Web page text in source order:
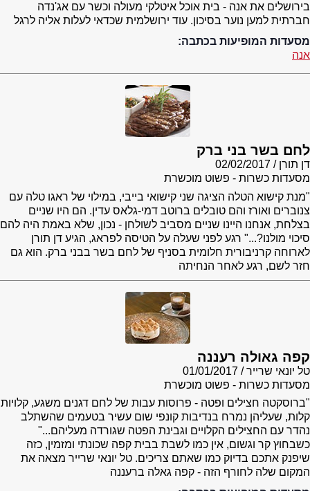
בירושלים את אנה - בית אוכל איטלקי מעולה וכשר עם אג'נדה
חברתית למען נוער בסיכון. עוד ירושלמית שכדאי לעלות אליה לרגל
מסעדות המופיעות בכתבה:
אנה
לחם בשר בני ברק
דן תורן
02/02/2017
מסעדות כשרות - פשוט מוכשרת
"מנת קישוא הטלה הציגה שני קישואי בייבי, במילוי של ראגו טלה עם
צנוברים ואורז והם טובלים ברוטב דמי-גלאס עדין. הם היו שניים
בצלחת, אנחנו היינו שניים מסביב לשולחן - נכון, שלא באמת היה להם
סיכוי מולנו?..." רגע לפני שעלה על הטיסה לפראג, הגיע דן תורן
לארוחה קרניבורית חלומית בסניף של לחם בשר בבני ברק. הוא גם
חזר לשם, רגע לאחר הנחיתה
קפה גאולה רעננה
טל יונאי שרייר
01/01/2017
מסעדות כשרות - פשוט מוכשרת
"ברוסקטה חצילים ופטה - פרוסות עבות של לחם דגנים משגע, קלויות
קלות, שעליהן נמרח בנדיבות קונפי שום עשיר בטעמים שהשתלב
נהדר עם החצילים הקלויים וגבינת הפטה שגורדה מעליהם..."
כשבחוץ קר וגשום, אין כמו לשבת בבית קפה שכונתי ומזמין, כזה
שיפנק אתכם בדיוק כמו שאתם צריכים. טל יונאי שרייר מצאה את
המקום שלה לחורף הזה - קפה גאלה ברעננה